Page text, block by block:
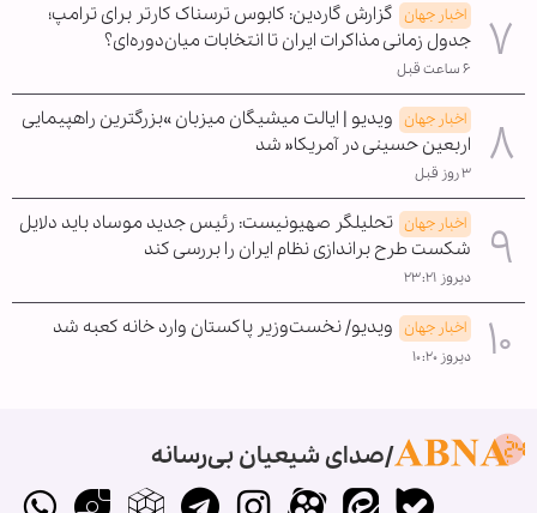
اخبار جهان گزارش گاردین: کابوس ترسناک کارتر برای ترامپ؛
جدول زمانی مذاکرات ایران تا انتخابات میان‌دوره‌ای؟
۶ ساعت قبل
اخبار جهان ویدیو | ایالت میشیگان میزبان »بزرگترین راهپیمایی
اربعین حسینی در آمریکا« شد
۳ روز قبل
اخبار جهان تحلیلگر صهیونیست: رئیس جدید موساد باید دلایل
شکست طرح براندازی نظام ایران را بررسی کند
دیروز ۲۳:۲۱
اخبار جهان ویدیو/ نخست‌وزیر پاکستان وارد خانه کعبه شد
دیروز ۱۰:۲۰
صدای شیعیان بی‌رسانه